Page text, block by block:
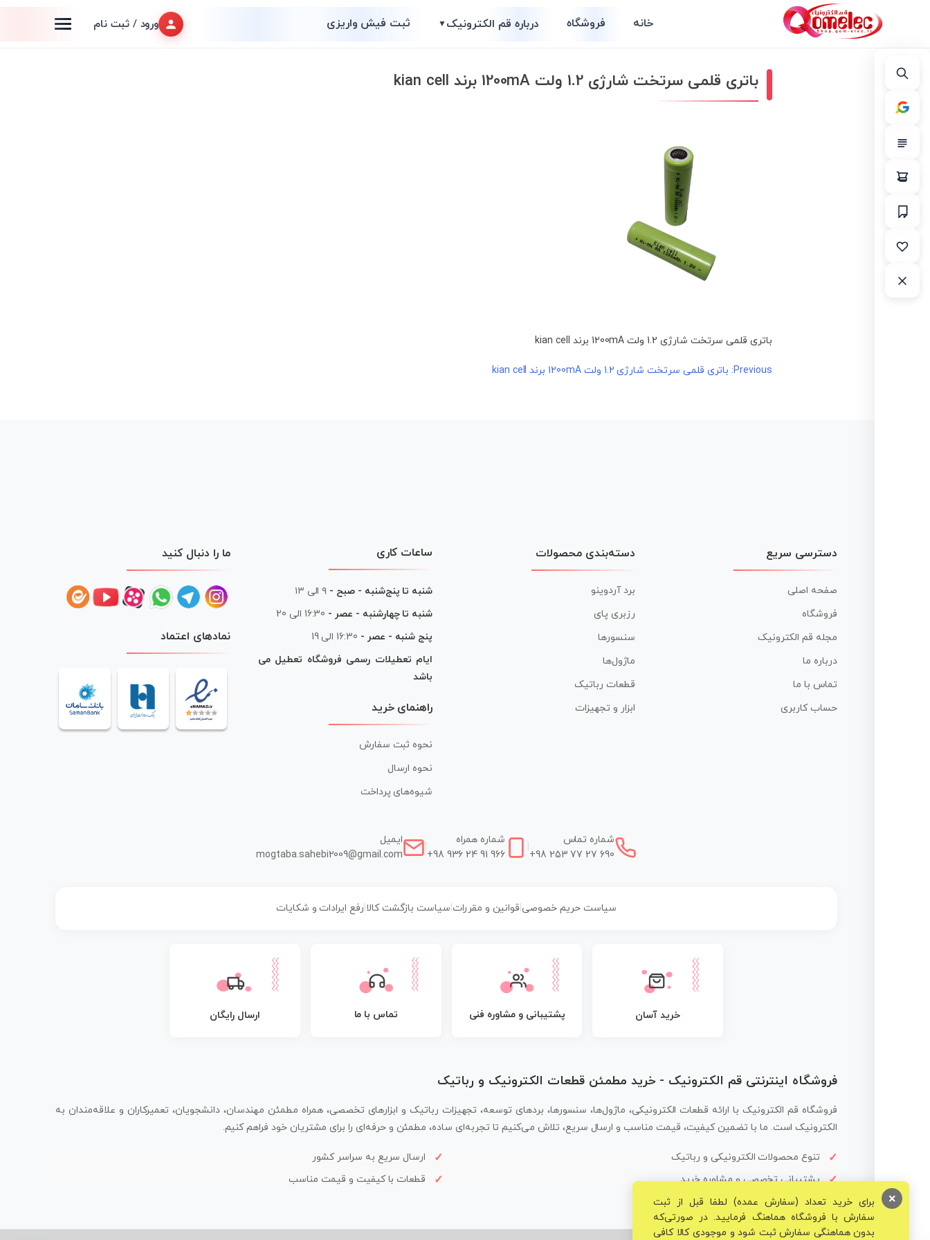
خانه فروشگاه درباره قم الکترونیک▼ ثبت فیش واریزی ورود / ثبت نام
باتری قلمی سرتخت شارژی 1.2 ولت 1200mA برند kian cell
باتری قلمی سرتخت شارژی 1.2 ولت 1200mA برند kian cell
راهبری
Previous: باتری قلمی سرتخت شارژی 1.2 ولت 1200mA برند kian cell
دسترسی سریع
صفحه اصلی
فروشگاه
مجله قم الکترونیک
درباره ما
تماس با ما
حساب کاربری
دسته‌بندی محصولات
برد آردوینو
رزبری پای
سنسورها
ماژول‌ها
قطعات رباتیک
ابزار و تجهیزات
ساعات کاری
شنبه تا پنج‌شنبه - صبح - ۹ الی ۱۳
شنبه تا چهارشنبه - عصر - 16:30 الی 20
پنج شنبه - عصر - 16:30 الی 19
ایام تعطیلات رسمی فروشگاه تعطیل می
باشد
راهنمای خرید
نحوه ثبت سفارش
نحوه ارسال
شیوه‌های پرداخت
ما را دنبال کنید
نمادهای اعتماد
شماره تماس
+98 253 77 27 690
شماره همراه
+98 936 24 91 966
ایمیل
mogtaba.sahebi2009@gmail.com
سیاست حریم خصوصی| قوانین و مقررات سیاست بازگشت کالا رفع ایرادات و شکایات
خرید آسان پشتیبانی و مشاوره فنی تماس با ما ارسال رایگان
فروشگاه اینترنتی قم الکترونیک - خرید مطمئن قطعات الکترونیک و رباتیک
فروشگاه قم الکترونیک با ارائه قطعات الکترونیکی، ماژول‌ها، سنسورها، بردهای توسعه، تجهیزات رباتیک و ابزارهای تخصصی، همراه مطمئن مهندسان، دانشجویان، تعمیرکاران و علاقه‌مندان به
الکترونیک است. ما با تضمین کیفیت، قیمت مناسب و ارسال سریع، تلاش می‌کنیم تا تجربه‌ای ساده، مطمئن و حرفه‌ای را برای مشتریان خود فراهم کنیم.
تنوع محصولات الکترونیکی و رباتیک
ارسال سریع به سراسر کشور
پشتیبانی تخصصی و مشاوره خرید
قطعات با کیفیت و قیمت مناسب
برای خرید تعداد (سفارش عمده) لطفا قبل از ثبت
سفارش با فروشگاه هماهنگ فرمایید. در صورتی‌که
بدون هماهنگی سفارش ثبت شود و موجودی کالا کافی
×